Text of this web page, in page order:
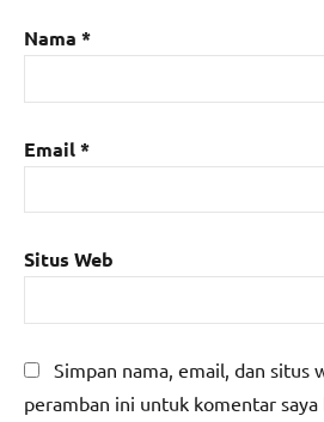
Nama *
Email*
Situs Web
Simpan nama, email, dan situs
peramban ini untuk komentar saya